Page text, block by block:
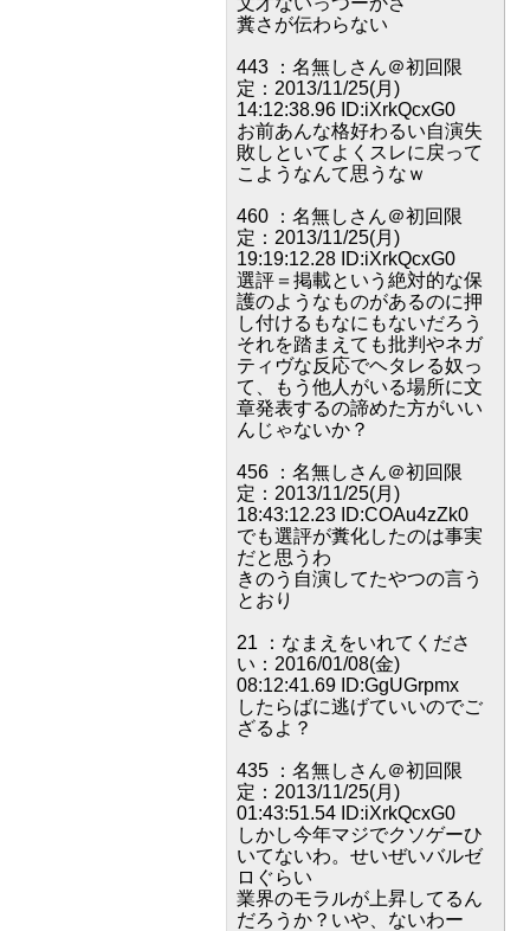
糞さが伝わらない
443 ：名無しさん＠初回限
定：2013/11/25(月)
14:12:38.96 ID:iXrkQcxG0
お前あんな格好わるい自演失
敗しといてよくスレに戻って
こようなんて思うなｗ
460 ：名無しさん＠初回限
定：2013/11/25(月)
19:19:12.28 ID:iXrkQcxG0
選評＝掲載という絶対的な保
護のようなものがあるのに押
し付けるもなにもないだろう
それを踏まえても批判やネガ
ティヴな反応でヘタレる奴っ
て、もう他人がいる場所に文
章発表するの諦めた方がいい
んじゃないか？
456 ：名無しさん＠初回限
定：2013/11/25(月)
18:43:12.23 ID:COAu4zZk0
でも選評が糞化したのは事実
だと思うわ
きのう自演してたやつの言う
とおり
21 ：なまえをいれてくださ
い：2016/01/08(金)
08:12:41.69 ID:GgUGrpmx
したらばに逃げていいのでご
ざるよ？
435 ：名無しさん＠初回限
定：2013/11/25(月)
01:43:51.54 ID:iXrkQcxG0
しかし今年マジでクソゲーひ
いてないわ。せいぜいバルゼ
ロぐらい
業界のモラルが上昇してるん
だろうか？いや、ないわー